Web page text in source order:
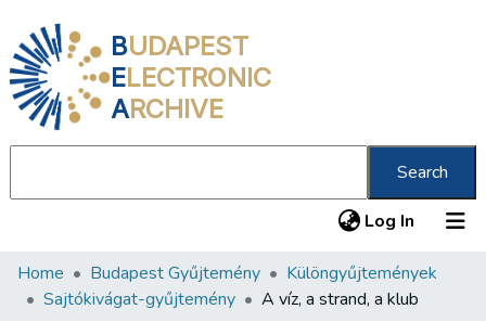
BUDAPEST
ELECTRONIC
ARCHIVE
Search
Log In (current)
Communities & Collections
Home Budapest Gyűjtemény
Különgyűjtemények
Sajtókivágat-gyűjtemény
A víz, a strand, a klub